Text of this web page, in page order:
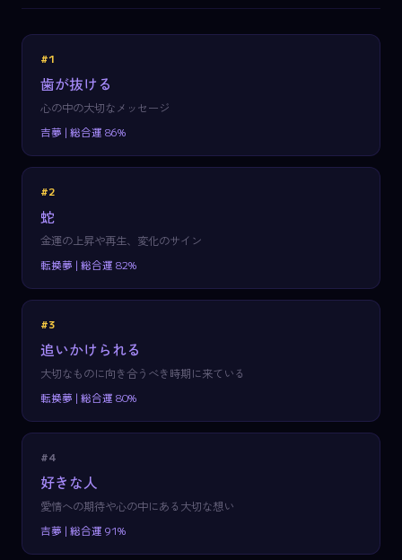
#1
歯が抜ける
心の中の大切なメッセージ
吉夢 | 総合運 86%
#2
蛇
金運の上昇や再生、変化のサイン
転換夢 | 総合運 82%
#3
追いかけられる
大切なものに向き合うべき時期に来ている
転換夢 | 総合運 80%
#4
好きな人
愛情への期待や心の中にある大切な想い
吉夢 | 総合運 91%